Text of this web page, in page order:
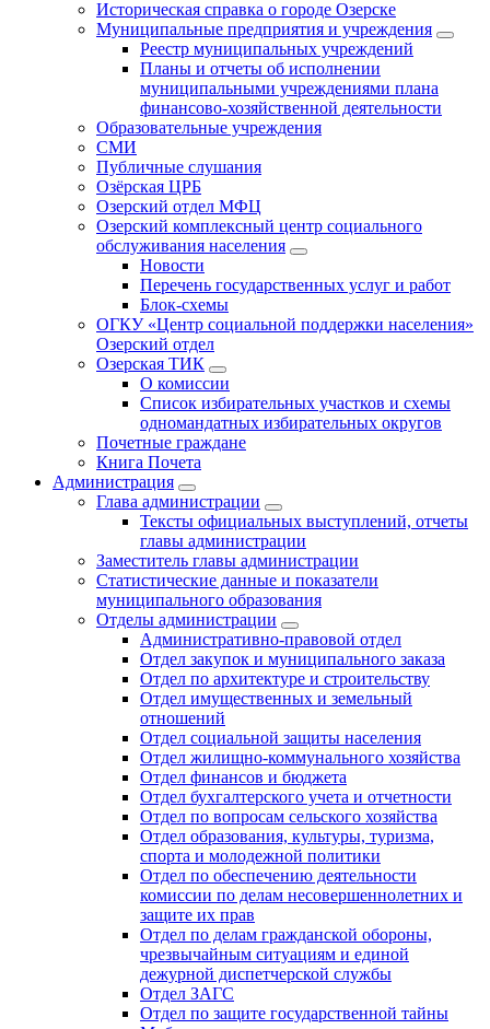
Историческая справка о городе Озерске
Муниципальные предприятия и учреждения
Реестр муниципальных учреждений
Планы и отчеты об исполнении
муниципальными учреждениями плана
финансово-хозяйственной деятельности
Образовательные учреждения
СМИ
Публичные слушания
Озёрская ЦРБ
Озерский отдел МФЦ
Озерский комплексный центр социального
обслуживания населения
Новости
Перечень государственных услуг и работ
Блок-схемы
ОГКУ «Центр социальной поддержки населения»
Озерский отдел
Озерская ТИК
О комиссии
Список избирательных участков и схемы
одномандатных избирательных округов
Почетные граждане
Книга Почета
Администрация
Глава администрации
Тексты официальных выступлений, отчеты
главы администрации
Заместитель главы администрации
Статистические данные и показатели
муниципального образования
Отделы администрации
Административно-правовой отдел
Отдел закупок и муниципального заказа
Отдел по архитектуре и строительству
Отдел имущественных и земельный
отношений
Отдел социальной защиты населения
Отдел жилищно-коммунального хозяйства
Отдел финансов и бюджета
Отдел бухгалтерского учета и отчетности
Отдел по вопросам сельского хозяйства
Отдел образования, культуры, туризма,
спорта и молодежной политики
Отдел по обеспечению деятельности
комиссии по делам несовершеннолетних и
защите их прав
Отдел по делам гражданской обороны,
чрезвычайным ситуациям и единой
дежурной диспетчерской службы
Отдел ЗАГС
Отдел по защите государственной тайны